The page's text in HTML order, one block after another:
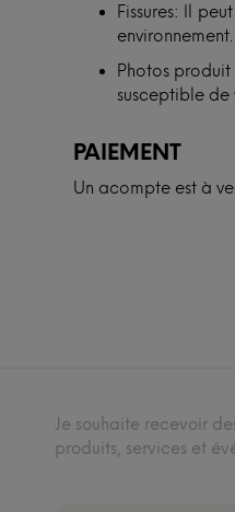
Fissures: Il
Photos
susceptible
PAIEMENT
Un acompte est à
Je souhaite recevoir
produits, services et